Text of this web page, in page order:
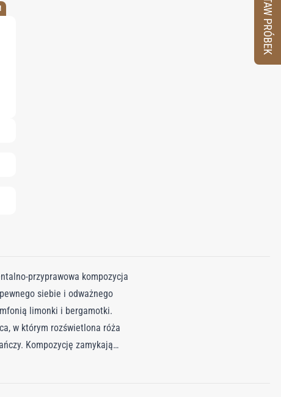
przyprawowa kompozycja
siebie i odważnego
limonki i bergamotki.
w którym rozświetlona róża
Kompozycję zamykają
i drzewa sandałowego. Lyric
ZESTAW PRÓBEK